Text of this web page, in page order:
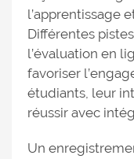
l’apprentissage
Différentes
l’évaluation en
favoriser
étudiants, leur
réussir avec
Un